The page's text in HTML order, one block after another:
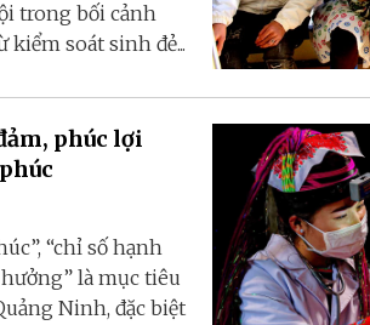
trong bối cảnh
soát sinh đẻ...
phúc lợi
“chỉ số hạnh
hưởng” là mục tiêu
Ninh, đặc biệt